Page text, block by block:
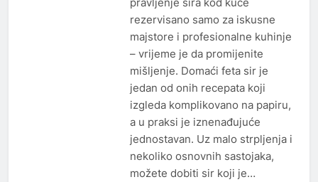
rezervisano samo za iskusne
majstore i profesionalne kuhinje
– vrijeme je da promijenite
mišljenje. Domaći feta sir je
jedan od onih recepata koji
izgleda komplikovano na papiru,
a u praksi je iznenađujuće
jednostavan. Uz malo strpljenja i
nekoliko osnovnih sastojaka,
možete dobiti sir koji je…